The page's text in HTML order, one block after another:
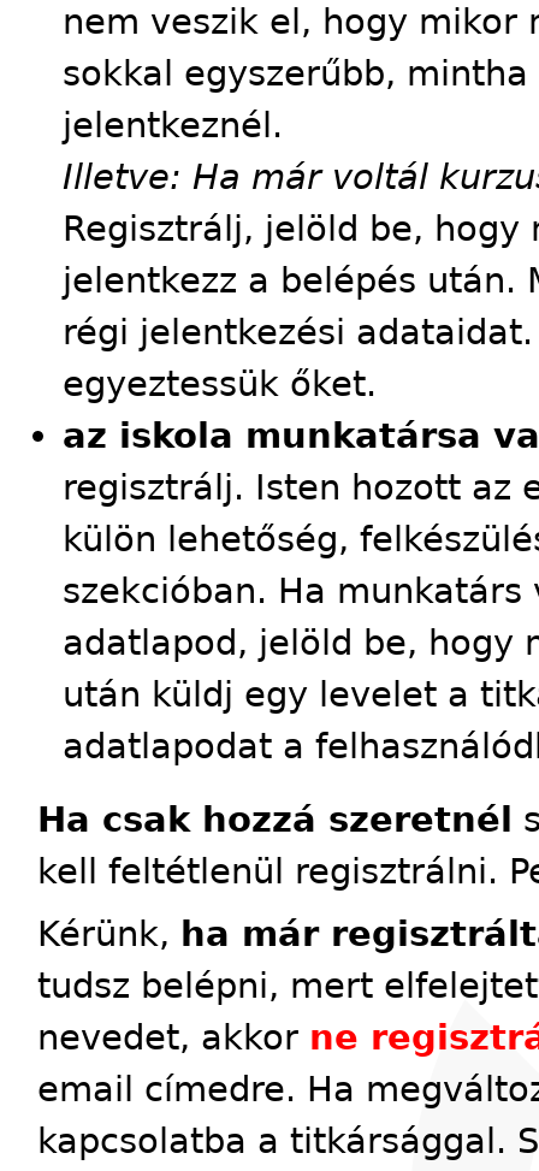
nem veszik el, hogy mikor
sokkal egyszerűbb,
jelentkeznél.
Illetve: Ha már voltál
Regisztrálj, jelöld be,
jelentkezz a belépés után.
régi jelentkezési
egyeztessük őket.
az iskola munkatársa
regisztrálj. Isten hozott az
külön lehetőség,
szekcióban. Ha
adatlapod, jelöld be, hogy
után küldj egy levelet a
adatlapodat a
Ha csak hozzá szeretnél
kell feltétlenül regisztrálni.
Kérünk, ha már
tudsz belépni, mert
nevedet, akkor ne
email címedre. Ha
kapcsolatba a titkársággal.